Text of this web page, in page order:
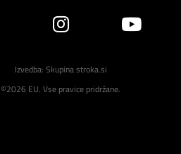
Izvedba: Skupina stroka.si
©2026 EU. Vse pravice pridržane.